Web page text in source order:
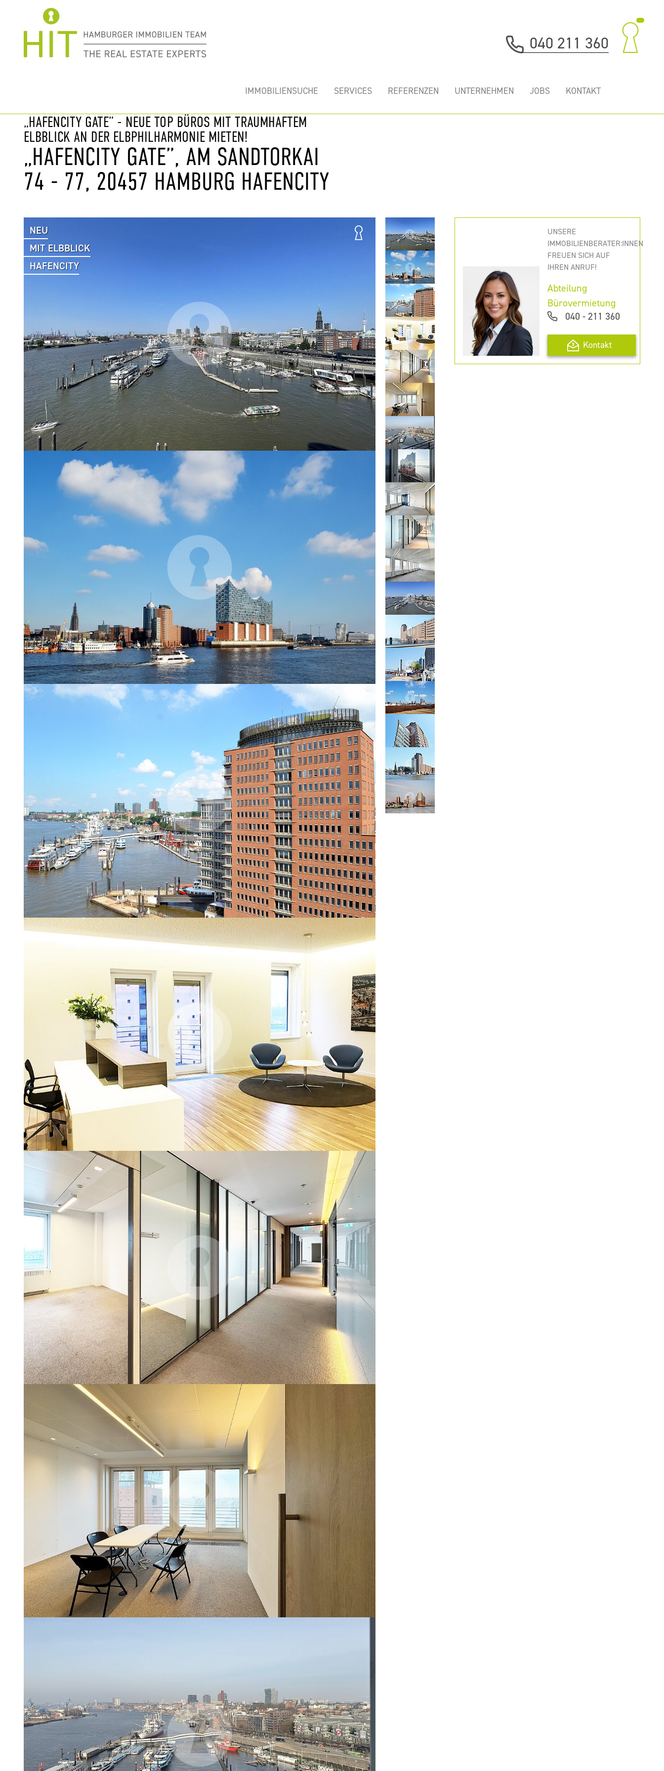
040 211 360
IMMOBILIENSUCHE SERVICES REFERENZEN UNTERNEHMEN JOBS KONTAKT
„HAFENCITY GATE” - NEUE TOP BÜROS MIT TRAUMHAFTEM
ELBBLICK AN DER ELBPHILHARMONIE MIETEN!
„HAFENCITY GATE”, AM SANDTORKAI
74 - 77, 20457 HAMBURG HAFENCITY
NEU
MIT ELBBLICK
HAFENCITY
UNSERE
IMMOBILIENBERATER:INNEN
FREUEN SICH AUF
IHREN ANRUF!
Abteilung
Bürovermietung
040 - 211 360
Kontakt